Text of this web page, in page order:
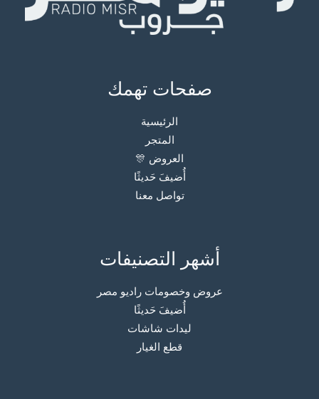
صفحات تهمك
الرئيسية
المتجر
العروض 🎊
أُضيفَ حَديثًا
تواصل معنا
أشهر التصنيفات
عروض وخصومات راديو مصر
أُضيفَ حَديثًا
ليدات شاشات
قطع الغيار